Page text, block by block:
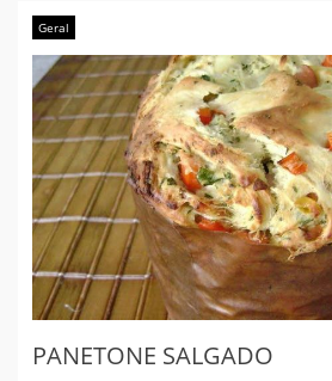
Geral
PANETONE SALGADO